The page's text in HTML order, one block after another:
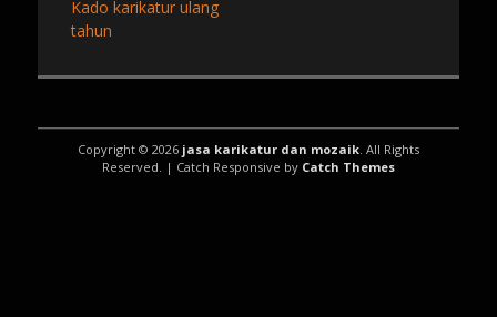
navigation
Previous
post:
Kado karikatur ulang
tahun
Copyright © 2026 jasa karikatur dan mozaik. All Rights
Reserved. | Catch Responsive by Catch Themes